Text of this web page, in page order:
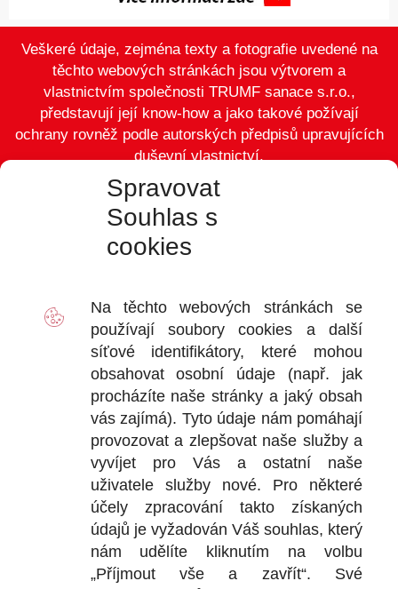
Spravovat
Souhlas s
cookies
Na těchto webových stránkách se
používají souborycookies a další
síťové identifikátory, které mohou
obsahovat osobní údaje (např. jak
procházíte naše stránky a jaký obsah
vás zajímá). Tyto údaje nám pomáhají
provozovat a zlepšovat naše služby a
vyvíjet pro Vás a ostatní naše
uživatele služby nové. Pro některé
účely zpracování takto získaných
údajů je vyžadován Váš souhlas, který
nám udělíte kliknutím na volbu
„Příjmout vše a zavřít“. Své
Veškeré údaje, zejména texty a fotografie uvedené na
těchto webových stránkách jsou výtvorem a
vlastnictvím společnosti TRUMF sanace s.r.o.,
představují její know-how a jako takové požívají
ochrany rovněž podle autorských předpisů upravujících
duševní vlastnictví.
Obchodní